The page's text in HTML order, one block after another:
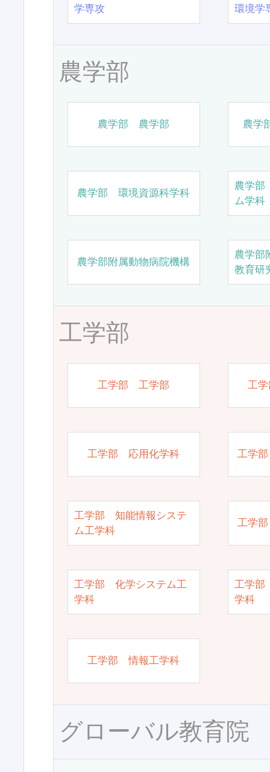
学専攻
環境学
農学部
農学部 農学部 農学
農学部 環境資源科学科
農学
ム学科
農学部附属動物病院機構
農学部
教育研
工学部
工学部 工学部 工
工学部 応用化学科 工学
工学部 知能情報システ
ム工学科
工学
工学部 化学システム工
学科
工学部
学科
工学部 情報工学科
グローバル教育院